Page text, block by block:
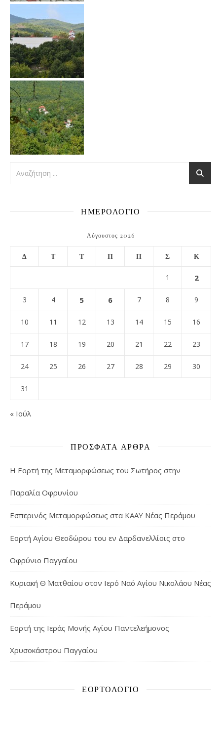
ΗΜΕΡΟΛΟΓΙΟ
Αύγουστος 2026
Δ Τ Τ Π Π Σ Κ
1 2
3 4 5 6 7 8 9
10 11 12 13 14 15 16
17 18 19 20 21 22 23
24 25 26 27 28 29 30
31
« Ιούλ
ΠΡΌΣΦΑΤΑ ΆΡΘΡΑ
Η Εορτή της Μεταμορφώσεως του Σωτήρος στην
Παραλία Οφρυνίου
Εσπερινός Μεταμορφώσεως στα ΚΑΑΥ Νέας Περάμου
Εορτή Αγίου Θεοδώρου του εν Δαρδανελλίοις στο
Οφρύνιο Παγγαίου
Κυριακή Θ΄ Ματθαίου στον Ιερό Ναό Αγίου Νικολάου Νέας
Περάμου
Εορτή της Ιεράς Μονής Αγίου Παντελεήμονος
Χρυσοκάστρου Παγγαίου
ΕΟΡΤΟΛΌΓΙΟ